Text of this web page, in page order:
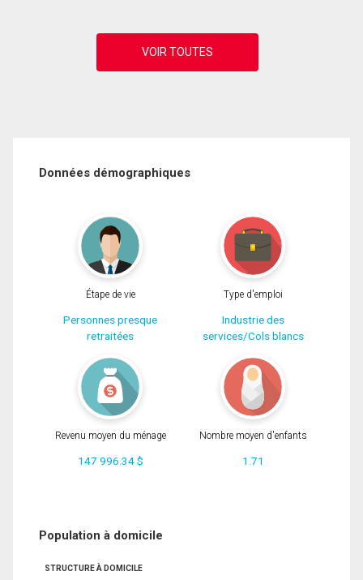
Données démographiques
Étape de vie
Personnes presque
retraitées
Type d'emploi
Industrie des
services/Cols blancs
Revenu moyen du ménage
147 996.34 $
Nombre moyen d'enfants
1.71
Population à domicile
STRUCTURE À DOMICILE